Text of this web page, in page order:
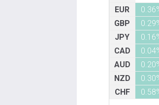
EUR
GBP
JPY
CAD
AUD
NZD
CHF